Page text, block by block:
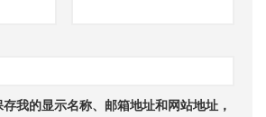
我的显示名称、邮箱地址和网站地址，